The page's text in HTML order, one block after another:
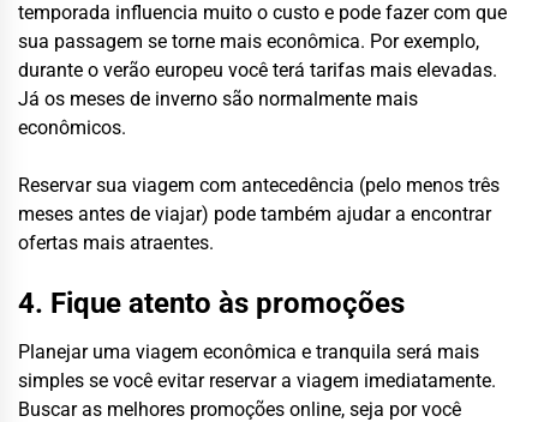
temporada influencia muito o custo e pode fazer com que
sua passagem se torne mais econômica. Por exemplo,
durante o verão europeu você terá tarifas mais elevadas.
Já os meses de inverno são normalmente mais
econômicos.
Reservar sua viagem com antecedência (pelo menos três
meses antes de viajar) pode também ajudar a encontrar
ofertas mais atraentes.
4. Fique atento às promoções
Planejar uma viagem econômica e tranquila será mais
simples se você evitar reservar a viagem imediatamente.
Buscar as melhores promoções online, seja por você